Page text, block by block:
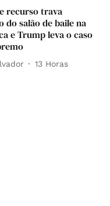
recurso trava
do salão de baile na
e Trump leva o caso
13 Horas